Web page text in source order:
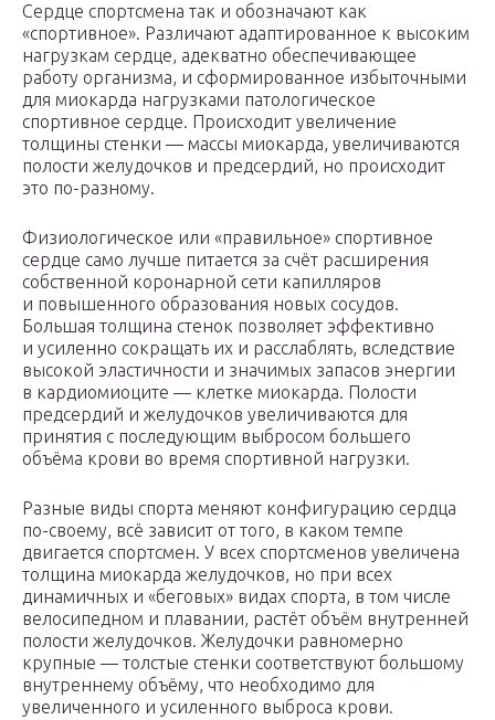
Сердце спортсмена так и обозначают как
«спортивное». Различают адаптированное к высоким
нагрузкам сердце, адекватно обеспечивающее
работу организма, и сформированное избыточными
для миокарда нагрузками патологическое
спортивное сердце. Происходит увеличение
толщины стенки — массы миокарда, увеличиваются
полости желудочков и предсердий, но происходит
это по-разному.
Физиологическое или «правильное» спортивное
сердце само лучше питается за счёт расширения
собственной коронарной сети капилляров
и повышенного образования новых сосудов.
Большая толщина стенок позволяет эффективно
и усиленно сокращать их и расслаблять, вследствие
высокой эластичности и значимых запасов энергии
в кардиомиоците — клетке миокарда. Полости
предсердий и желудочков увеличиваются для
принятия с последующим выбросом большего
объёма крови во время спортивной нагрузки.
Разные виды спорта меняют конфигурацию сердца
по-своему, всё зависит от того, в каком темпе
двигается спортсмен. У всех спортсменов увеличена
толщина миокарда желудочков, но при всех
динамичных и «беговых» видах спорта, в том числе
велосипедном и плавании, растёт объём внутренней
полости желудочков. Желудочки равномерно
крупные — толстые стенки соответствуют большому
внутреннему объёму, что необходимо для
увеличенного и усиленного выброса крови.